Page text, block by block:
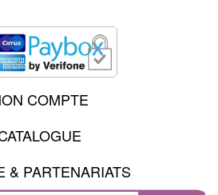
COMPTE
& PARTENARIATS